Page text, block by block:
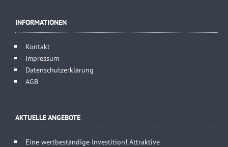
INFORMATIONEN
Kontakt
Impressum
Datenschutzerklärung
AGB
AKTUELLE ANGEBOTE
Eine wertbeständige Investition! Attraktive